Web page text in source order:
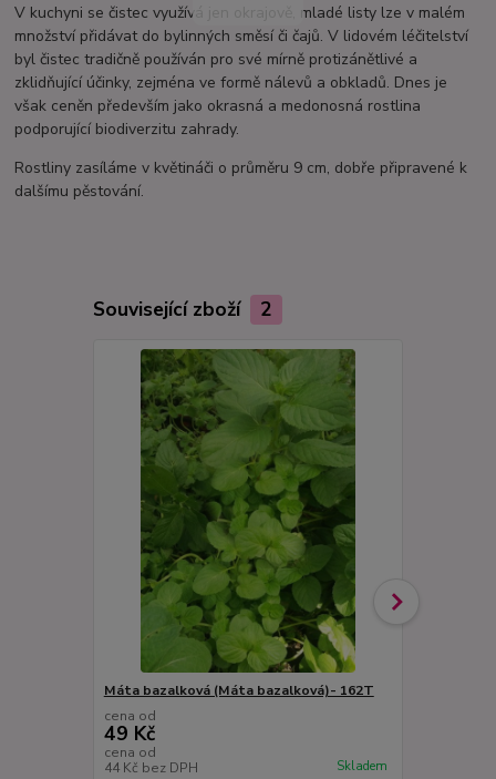
V kuchyni se čistec využívá jen okrajově, mladé listy lze v malém
množství přidávat do bylinných směsí či čajů. V lidovém léčitelství
byl čistec tradičně používán pro své mírně protizánětlivé a
zklidňující účinky, zejména ve formě nálevů a obkladů. Dnes je
však ceněn především jako okrasná a medonosná rostlina
podporující biodiverzitu zahrady.
Rostliny zasíláme v květináči o průměru 9 cm, dobře připravené k
dalšímu pěstování.
Související zboží 2
Máta bazalková (Máta bazalková)- 162T
cena od
49 Kč
cena od
44 Kč bez DPH Skladem